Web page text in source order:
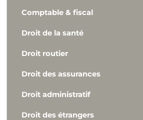
Comptable & fiscal
Droit de la santé
Droit routier
Droit des assurances
Droit administratif
Droit des étrangers